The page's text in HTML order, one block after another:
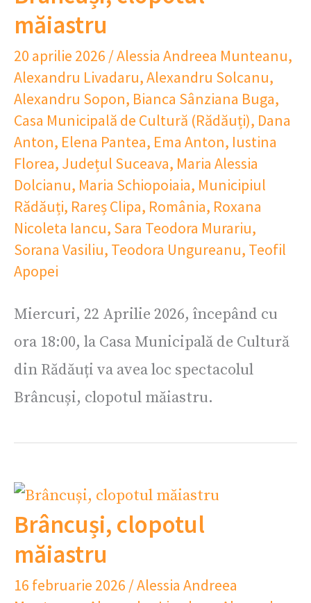
măiastru
20 aprilie 2026 /Alessia Andreea Munteanu,
Alexandru Livadaru,Alexandru Solcanu,
Alexandru Sopon, Bianca Sânziana Buga,
Casa Municipală de Cultură (Rădăuți), Dana
Anton, Elena Pantea, Ema Anton, Iustina
Florea, Județul Suceava, Maria Alessia
Dolcianu, Maria Schiopoiaia, Municipiul
Rădăuți, Rareș Clipa, România, Roxana
Nicoleta Iancu, Sara Teodora Murariu,
Sorana Vasiliu, Teodora Ungureanu, Teofil
Apopei
Miercuri, 22 Aprilie 2026, începând cu
ora 18:00, la Casa Municipală de Cultură
din Rădăuți va avea loc spectacolul
Brâncuși, clopotul măiastru.
Brâncuși, clopotul
măiastru
16 februarie 2026 /Alessia Andreea